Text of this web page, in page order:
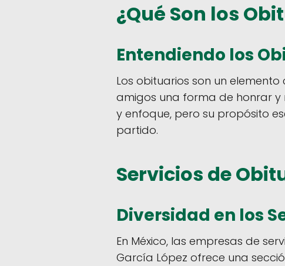
¿Qué Son los
Entendiendo los
Los obituarios son un
amigos una forma de honrar y
y enfoque, pero su propósito
partido.
Servicios de
Diversidad en los
En México, las empresas de
García López ofrece una